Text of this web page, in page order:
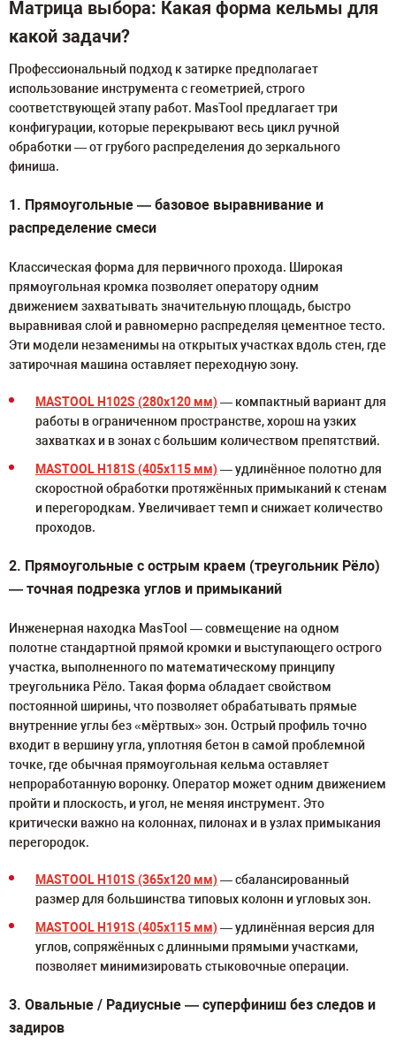
Матрица выбора: Какая форма кельмы для
какой задачи?
Профессиональный подход к затирке предполагает
использование инструмента с геометрией, строго
соответствующей этапу работ. MasTool предлагает три
конфигурации, которые перекрывают весь цикл ручной
обработки — от грубого распределения до зеркального
финиша.
1. Прямоугольные — базовое выравнивание и
распределение смеси
Классическая форма для первичного прохода. Широкая
прямоугольная кромка позволяет оператору одним
движением захватывать значительную площадь, быстро
выравнивая слой и равномерно распределяя цементное тесто.
Эти модели незаменимы на открытых участках вдоль стен, где
затирочная машина оставляет переходную зону.
MASTOOL H102S (280x120 мм)— компактный вариант для
работы в ограниченном пространстве, хорош на узких
захватках и в зонах с большим количеством препятствий.
MASTOOL H181S (405x115 мм)— удлинённое полотно для
скоростной обработки протяжённых примыканий к стенам
и перегородкам. Увеличивает темп и снижает количество
проходов.
2. Прямоугольные с острым краем (треугольник Рёло)
— точная подрезка углов и примыканий
Инженерная находка MasTool — совмещение на одном
полотне стандартной прямой кромки и выступающего острого
участка, выполненного по математическому принципу
треугольника Рёло. Такая форма обладает свойством
постоянной ширины, что позволяет обрабатывать прямые
внутренние углы без «мёртвых» зон. Острый профиль точно
входит в вершину угла, уплотняя бетон в самой проблемной
точке, где обычная прямоугольная кельма оставляет
непроработанную воронку. Оператор может одним движением
пройти и плоскость, и угол, не меняя инструмент. Это
критически важно на колоннах, пилонах и в узлах примыкания
перегородок.
MASTOOL H101S (365x120 мм)— сбалансированный
размер для большинства типовых колонн и угловых зон.
MASTOOL H191S (405x115 мм)— удлинённая версия для
углов, сопряжённых с длинными прямыми участками,
позволяет минимизировать стыковочные операции.
3. Овальные / Радиусные — суперфиниш без следов и
задиров